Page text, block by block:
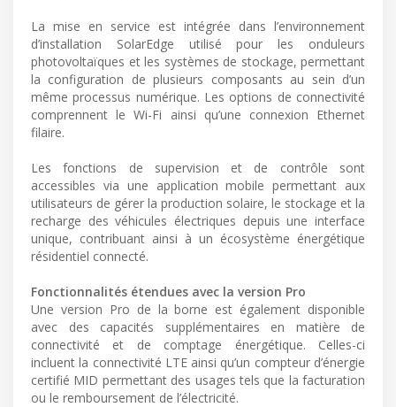
La mise en service est intégrée dans l’environnement
d’installation SolarEdge utilisé pour les onduleurs
photovoltaïques et les systèmes de stockage, permettant
la configuration de plusieurs composants au sein d’un
même processus numérique. Les options de connectivité
comprennent le Wi-Fi ainsi qu’une connexion Ethernet
filaire.
Les fonctions de supervision et de contrôle sont
accessibles via une application mobile permettant aux
utilisateurs de gérer la production solaire, le stockage et la
recharge des véhicules électriques depuis une interface
unique, contribuant ainsi à un écosystème énergétique
résidentiel connecté.
Fonctionnalités étendues avec la version Pro
Une version Pro de la borne est également disponible
avec des capacités supplémentaires en matière de
connectivité et de comptage énergétique. Celles-ci
incluent la connectivité LTE ainsi qu’un compteur d’énergie
certifié MID permettant des usages tels que la facturation
ou le remboursement de l’électricité.